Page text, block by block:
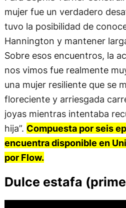
mujer fue un verdadero
tuvo la posibilidad de
Hannington y mantener
Sobre esos encuentros, la
nos vimos fue realmente
una mujer resiliente que se
floreciente y arriesgada
joyas mientras intentaba
hija”. Compuesta por seis
encuentra disponible en
por Flow.
Dulce estafa